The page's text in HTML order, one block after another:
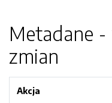
Metadane
zmian
Akcja